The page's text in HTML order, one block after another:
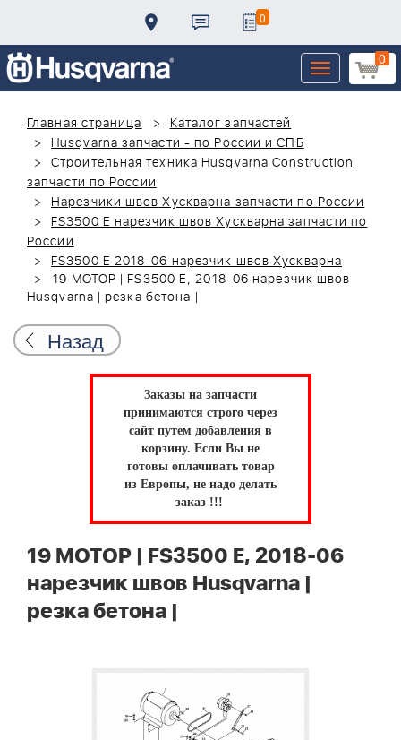
0
0
Toggle
navigation
Главная страница
Каталог запчастей
Husqvarna запчасти - по России и СПБ
Строительная техника Husqvarna Construction
запчасти по России
Нарезчики швов Хускварна запчасти по России
FS3500 E нарезчик швов Хускварна запчасти по
России
FS3500 E 2018-06 нарезчик швов Хускварна
19 МОТОР | FS3500 E, 2018-06 нарезчик швов
Husqvarna | резка бетона |
Назад
Заказы на запчасти
принимаются строго через
сайт путем добавления в
корзину. Если Вы не
готовы оплачивать товар
из Европы, не надо делать
заказ !!!
19 МОТОР | FS3500 E, 2018-06
нарезчик швов Husqvarna |
резка бетона |